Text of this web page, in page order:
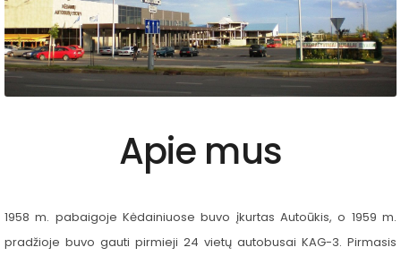
Tarpmiestiniai maršrutai
PASLAUGOS
Bilietų pardavimas
Pagalba neįgaliesiems
Autobusų nuoma
Aikštelės nuoma
KONTAKTAI
Apie mus
1958 m. pabaigoje Kėdainiuose buvo įkurtas Autoūkis, o 1959 m.
pradžioje buvo gauti pirmieji 24 vietų autobusai KAG-3. Pirmasis